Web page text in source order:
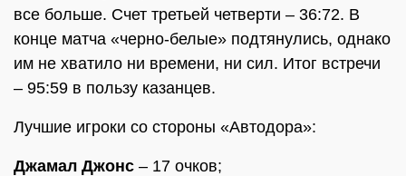
все больше. Счет третьей четверти – 36:72. В
конце матча «черно-белые» подтянулись, однако
им не хватило ни времени, ни сил. Итог встречи
– 95:59 в пользу казанцев.
Лучшие игроки со стороны «Автодора»:
Джамал Джонс – 17 очков;